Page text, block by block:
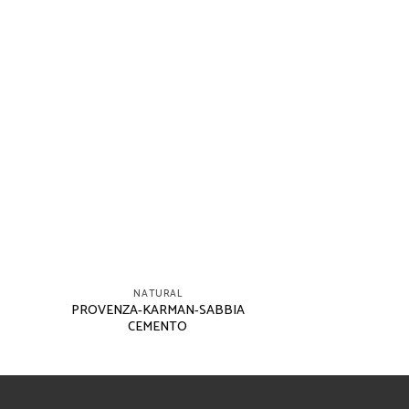
NATURAL
PROVENZA-KARMAN-SABBIA
CEMENTO